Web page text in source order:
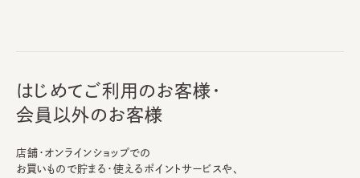
はじめてご利用のお客様・
会員以外のお客様
店舗・オンラインショップでの
お買いもので貯まる・使えるポイントサービスや、